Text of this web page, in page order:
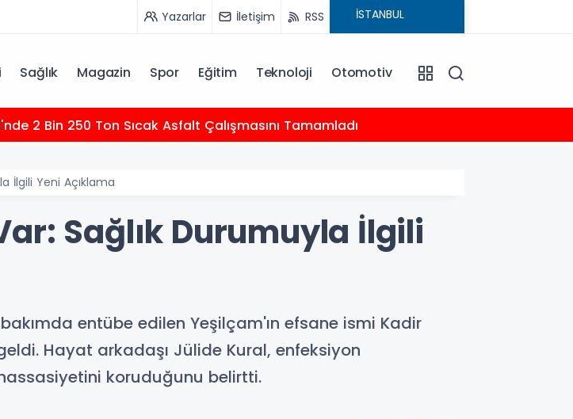
Yazarlar İletişim RSS
Sağlık Magazin Spor Eğitim Teknoloji Otomotiv
2 Bin 250 Ton Sıcak Asfalt Çalışmasını Tamamladı
İlgili Yeni Açıklama
Sağlık Durumuyla İlgili
entübe edilen Yeşilçam'ın efsane ismi Kadir
Hayat arkadaşı Jülide Kural, enfeksiyon
koruduğunu belirtti.